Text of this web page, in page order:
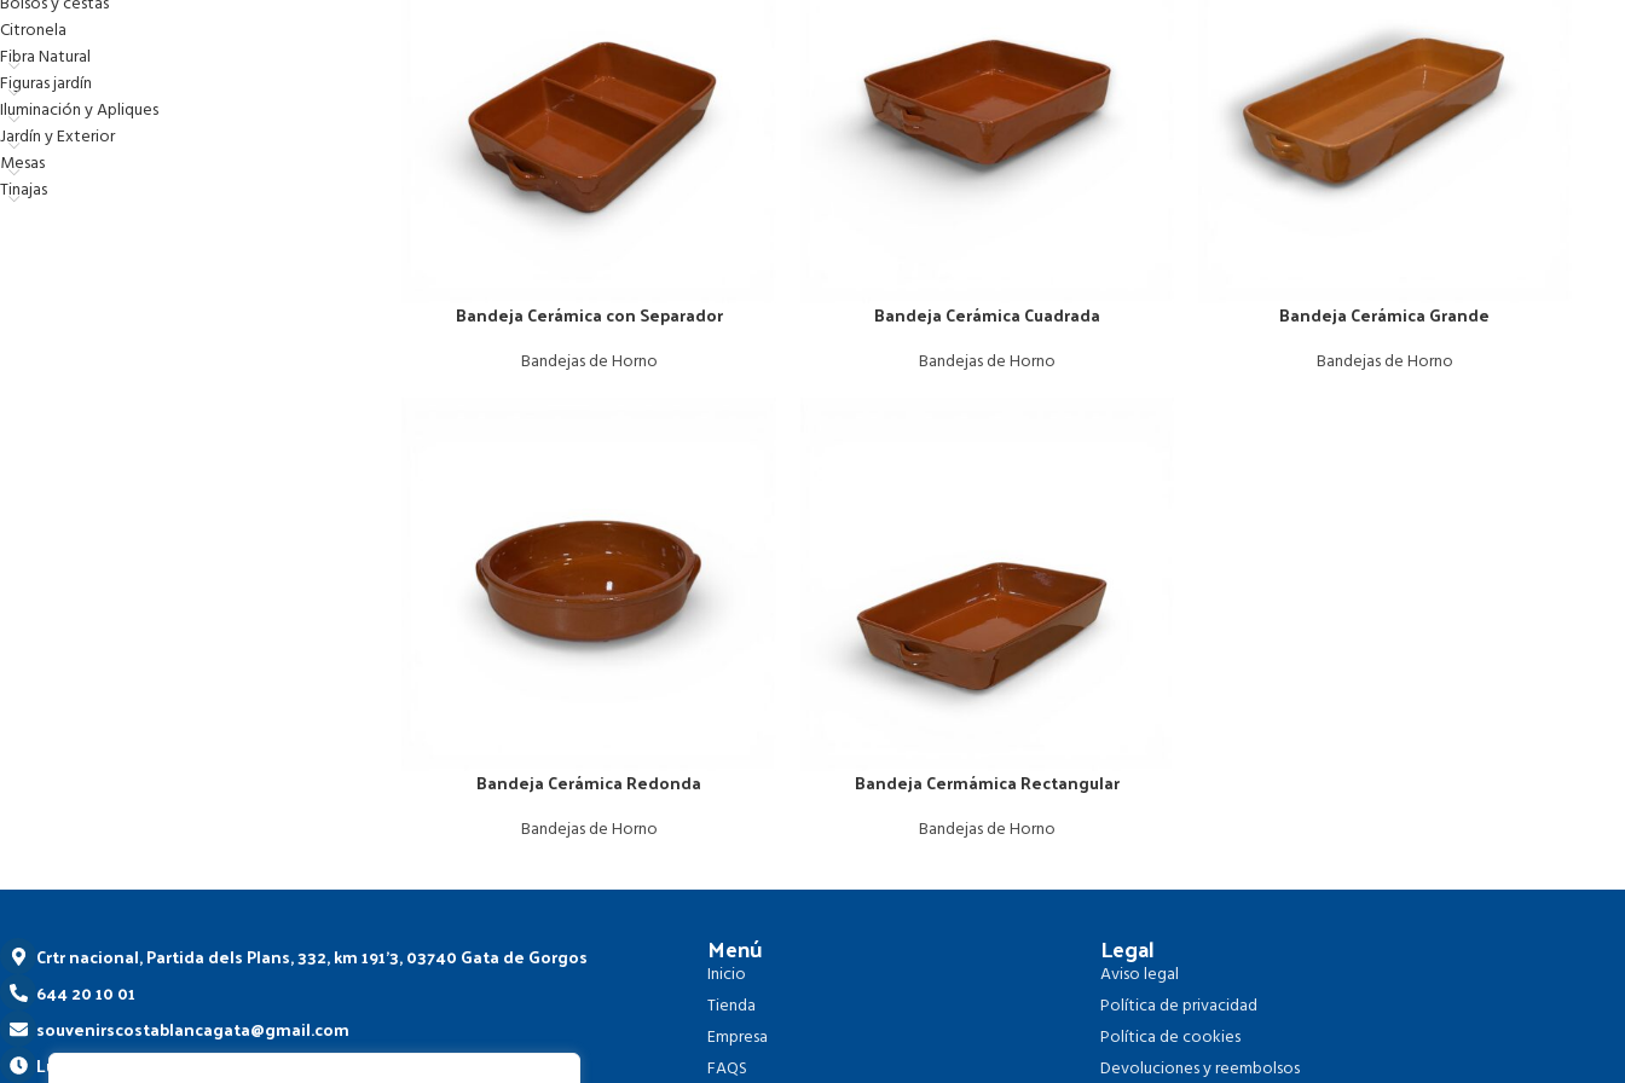
Citronela
Fibra Natural
Figuras jardín
Iluminación y Apliques
Jardín y Exterior
Mesas
Tinajas
Bandeja Cerámica con Separador
Bandejas de Horno
Bandeja Cerámica Cuadrada
Bandejas de Horno
Bandeja Cerámica Grande
Bandejas de Horno
Bandeja Cerámica Redonda
Bandejas de Horno
Bandeja Cermámica Rectangular
Bandejas de Horno
Crtr nacional, Partida dels Plans, 332, km 191'3, 03740 Gata de Gorgos
644 20 10 01
souvenirscostablancagata@gmail.com
Lunes a Viernes de 09:30 a 19:30 Sábados de 10:00 a 19:00
Menú
Inicio
Tienda
Empresa
FAQS
Legal
Aviso legal
Política de privacidad
Política de cookies
Devoluciones y reembolsos